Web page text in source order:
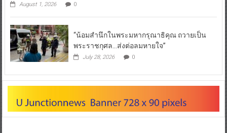
August 1, 2026 0
“น้อมสำนึกในพระมหากรุณาธิคุณ ถวายเป็น
พระราชกุศล…ส่งต่อลมหายใจ”
July 28, 2026 0